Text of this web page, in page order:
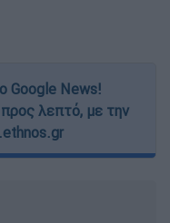
Google News!
λεπτό, με την